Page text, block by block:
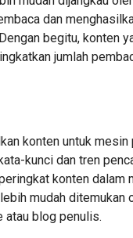
dan
begitu, konten
jumlah
konten untuk mesin
kunci dan tren
konten dalam
mudah ditemukan
atau blog penulis.